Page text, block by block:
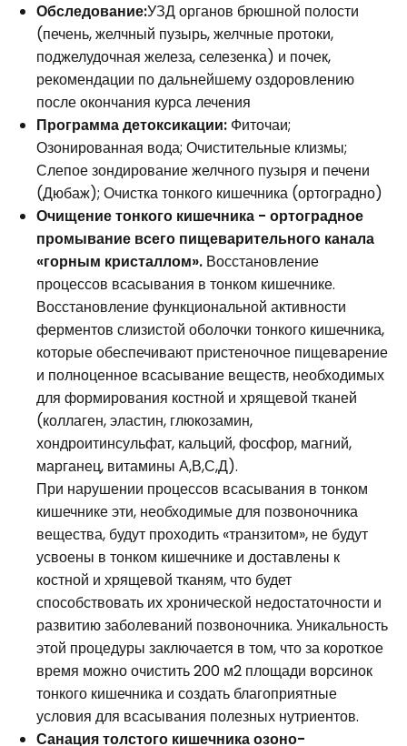
Обследование:УЗД органов брюшной полости
(печень, желчный пузырь, желчные протоки,
поджелудочная железа, селезенка) и почек,
рекомендации по дальнейшему оздоровлению
после окончания курса лечения
Программа детоксикации: Фиточаи;
Озонированная вода; Очистительные клизмы;
Слепое зондирование желчного пузыря и печени
(Дюбаж); Очистка тонкого кишечника (ортоградно)
Очищение тонкого кишечника - ортоградное
промывание всего пищеварительного канала
«горным кристаллом». Восстановление
процессов всасывания в тонком кишечнике.
Восстановление функциональной активности
ферментов слизистой оболочки тонкого кишечника,
которые обеспечивают пристеночное пищеварение
и полноценное всасывание веществ, необходимых
для формирования костной и хрящевой тканей
(коллаген, эластин, глюкозамин,
хондроитинсульфат, кальций, фосфор, магний,
марганец, витамины А,В,С,Д).
При нарушении процессов всасывания в тонком
кишечнике эти, необходимые для позвоночника
вещества, будут проходить «транзитом», не будут
усвоены в тонком кишечнике и доставлены к
костной и хрящевой тканям, что будет
способствовать их хронической недостаточности и
развитию заболеваний позвоночника. Уникальность
этой процедуры заключается в том, что за короткое
время можно очистить 200 м2 площади ворсинок
тонкого кишечника и создать благоприятные
условия для всасывания полезных нутриентов.
Санация толстого кишечника озоно-